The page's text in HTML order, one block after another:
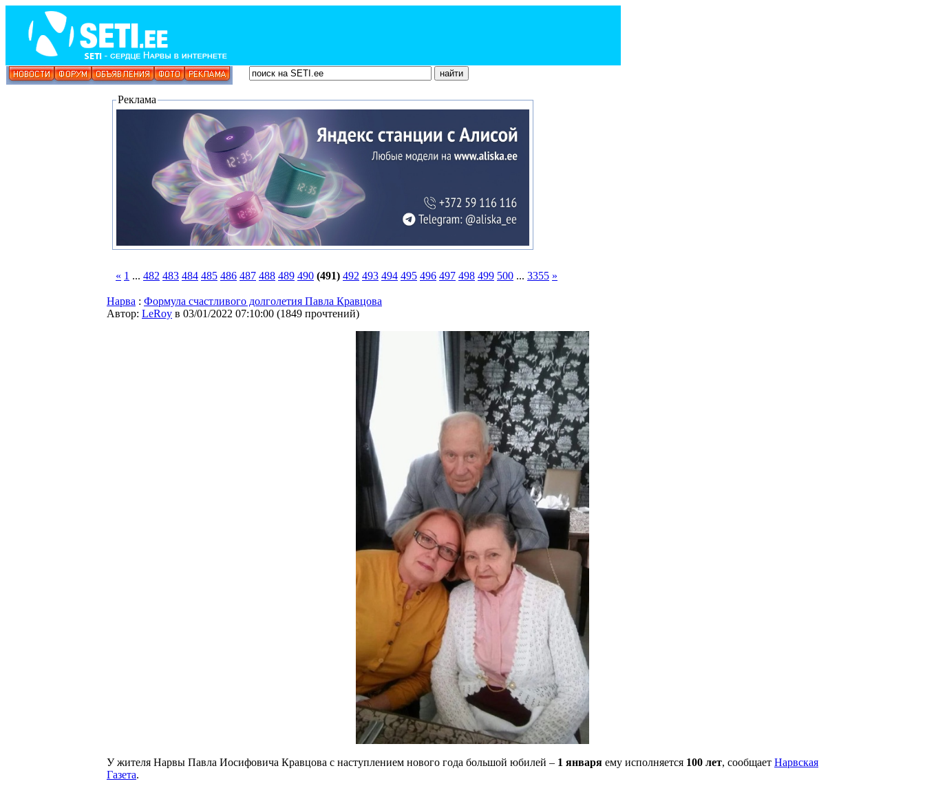
Реклама
« 1 ... 482 483 484 485 486 487 488 489 490 (491) 492 493 494 495 496 497 498 499 500 ... 3355 »
Нарва : Формула счастливого долголетия Павла Кравцова
Автор: LeRoy в 03/01/2022 07:10:00 (1849 прочтений)
У жителя Нарвы Павла Иосифовича Кравцова с наступлением нового года большой юбилей – 1 января ему исполняется 100 лет, сообщает Нарвская
Газета.